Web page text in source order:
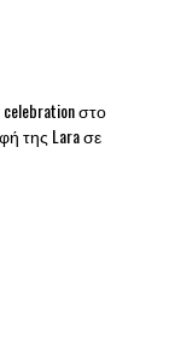
celebration στο
της Lara σε